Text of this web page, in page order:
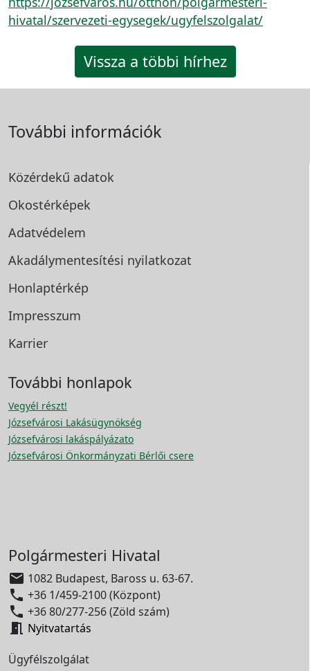
hivatal/szervezeti-egysegek/ugyfelszolgalat/
Vissza a többi hírhez
További információk
Közérdekű adatok
Okostérképek
Adatvédelem
Akadálymentesítési nyilatkozat
Honlaptérkép
Impresszum
Karrier
További honlapok
Vegyél részt!
Józsefvárosi Lakásügynökség
Józsefvárosi lakáspályázato
Józsefvárosi Önkormányzati Bérlői csere
Polgármesteri Hivatal
 1082 Budapest, Baross u. 63-67.
 +36 1/459-2100 (Központ)
 +36 80/277-256 (Zöld szám)
 Nyitvatartás
Ügyfélszolgálat